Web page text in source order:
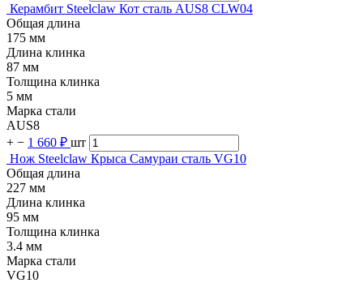
Керамбит Steelclaw Кот сталь AUS8 CLW04
Общая длина
175 мм
Длина клинка
87 мм
Толщина клинка
5 мм
Марка стали
AUS8
+ − 1 660 ₽ шт
Нож Steelclaw Крыса Самураи сталь VG10
Общая длина
227 мм
Длина клинка
95 мм
Толщина клинка
3.4 мм
Марка стали
VG10